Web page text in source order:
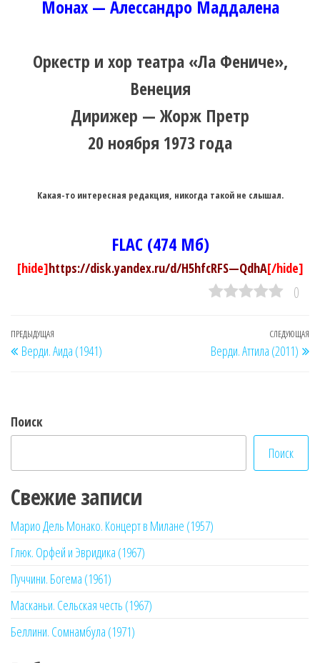
Монах — Алессандро Маддалена
Оркестр и хор театра «Ла Фениче»,
Венеция
Дирижер — Жорж Претр
20 ноября 1973 года
Какая-то интересная редакция, никогда такой не слышал.
FLAC (474 Мб)
[hide]https://disk.yandex.ru/d/H5hfcRFS—QdhA[/hide]
0
Навигация
по
Предыдущая
запись
ПРЕДЫДУЩАЯ
Верди. Аида (1941)
СЛЕДУЮЩАЯ
Верди. Аттила (2011)
Поиск
Поиск
Свежие записи
Марио Дель Монако. Концерт в Милане (1957)
Глюк. Орфей и Эвридика (1967)
Пуччини. Богема (1961)
Масканьи. Сельская честь (1967)
Беллини. Сомнамбула (1971)